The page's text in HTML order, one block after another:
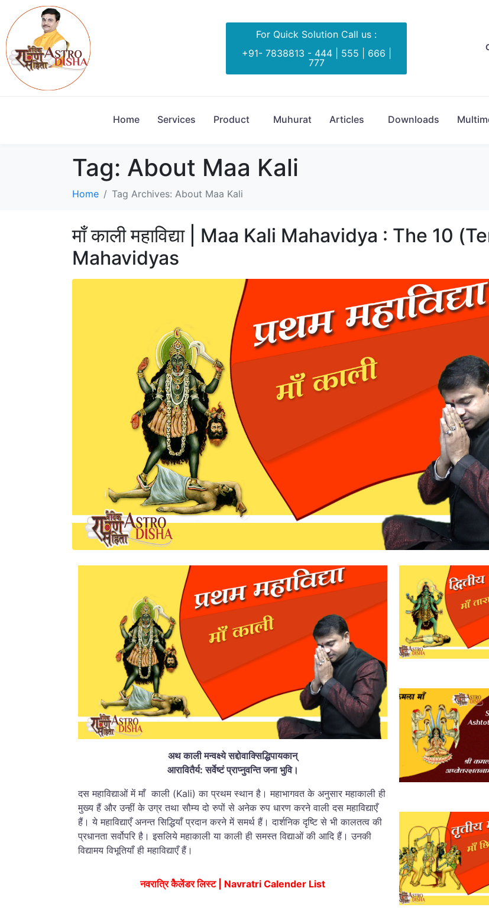
For Quick Solution Call us :
+91- 7838813 - 444 | 555 | 666 |
777
Home Services Product Muhurat Articles Downloads
Tag: About Maa Kali
Home Tag Archives: About Maa Kali
माँ काली महाविद्या | Maa Kali Mahavidya : The 10
Mahavidyas
अथ काली मन्वक्ष्ये सद्दोवाक्सिद्धिपायकान्
आरावितैर्य: सर्वेष्टं प्राप्नुवन्ति जना भुवि।
दस महाविद्याओं मेंमाँकाली (Kali) का प्रथम स्थान है। महाभागवत के अनुसार महाकाली ही
मुख्य हैं और उन्हीं के उग्र तथा सौम्य दो रुपोंसे अनेक रुप धारण करने वाली दस महाविद्याएँ
हैं। ये महाविद्याएँ अनन्त सिद्धियाँ प्रदान करने में समर्थ हैं। दार्शनिक दृष्टि से भी कालतत्व की
प्रधानता सर्वोपरि है। इसलिये महाकाली या काली ही समस्त विद्याओं की आदि हैं। उनकी
विद्यामय विभूतियाँ ही महाविद्याएँ हैं।
नवरात्रि कैेलेंडर लिस्ट | Navratri Calender List